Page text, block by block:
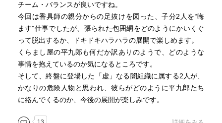
チーム・バランスが良いですね。
今回は香具師の親分からの足抜けを図った、子分2人を“晦
ます”仕事でしたが、張られた包囲網をどのようにかいくぐ
って脱出するか、ドキドキハラハラの展開で楽しめます。
くらまし屋の平九郎も何だか訳ありのようで、どのような
事情を抱えているのか気になるところです。
そして、終盤に登場した「虚」なる闇組織に属する2人が、
かなりの危険人物と思われ、彼らがどのように平九郎たち
に絡んでくるのか、今後の展開が楽しみです。